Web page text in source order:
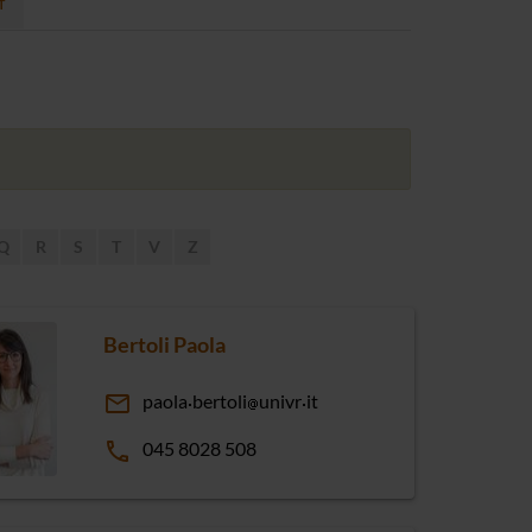
Bertoli Paola
email paola bertoli univr it
phone 045 8028 508